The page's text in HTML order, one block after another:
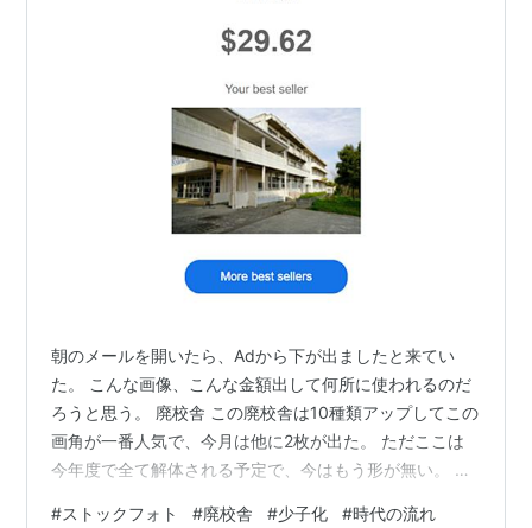
朝のメールを開いたら、Adから下が出ましたと来てい
た。 こんな画像、こんな金額出して何所に使われるのだ
ろうと思う。 廃校舎 この廃校舎は10種類アップしてこの
画角が一番人気で、今月は他に2枚が出た。 ただここは
今年度で全て解体される予定で、今はもう形が無い。 下
#ストックフォト #廃校舎 #少子化 #時代の流れ